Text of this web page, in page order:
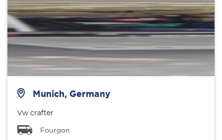
Munich, Germany
Vw crafter
Fourgon